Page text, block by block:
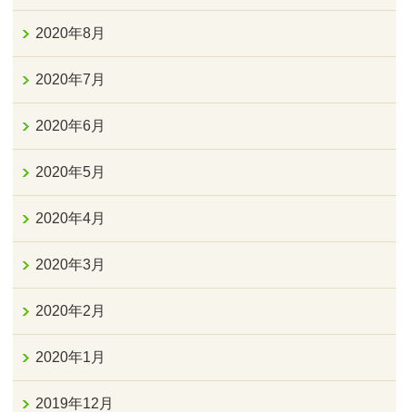
2020年8月
2020年7月
2020年6月
2020年5月
2020年4月
2020年3月
2020年2月
2020年1月
2019年12月